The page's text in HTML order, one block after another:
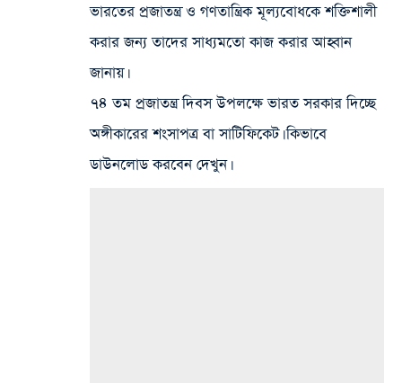
ভারতের প্রজাতন্ত্র ও গণতান্ত্রিক মূল্যবোধকে শক্তিশালী
করার জন্য তাদের সাধ্যমতো কাজ করার আহ্বান
জানায়।
৭৪ তম প্রজাতন্ত্র দিবস উপলক্ষে ভারত সরকার দিচ্ছে
অঙ্গীকারের শংসাপত্র বা সাটিফিকেট। কিভাবে
ডাউনলোড করবেন দেখুন।